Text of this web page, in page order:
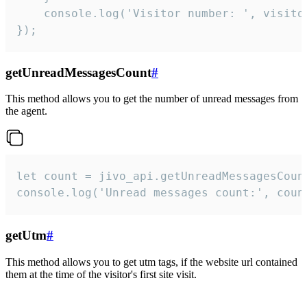
console.log('Visitor number: ',
});
getUnreadMessagesCount#
This method allows you to get the number of unread messages from
the agent.
let count =
console.log('Unread messages count:',
getUtm#
This method allows you to get utm tags, if the website url contained
them at the time of the visitor's first site visit.